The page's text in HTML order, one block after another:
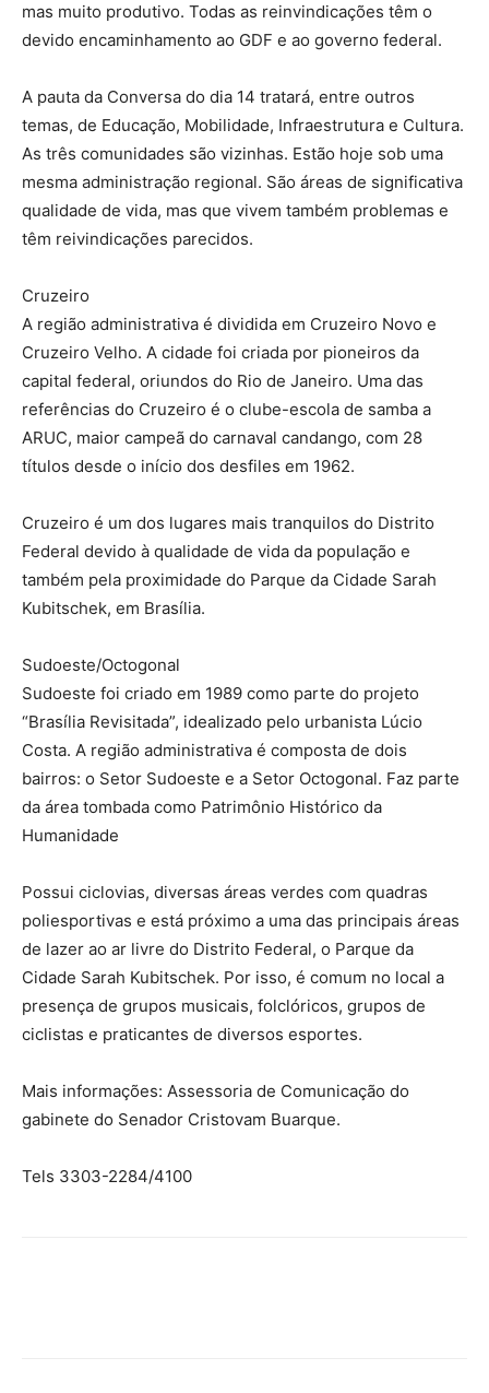
mas muito produtivo. Todas as reinvindicações têm o
devido encaminhamento ao GDF e ao governo federal.
A pauta da Conversa do dia 14 tratará, entre outros
temas, de Educação, Mobilidade, Infraestrutura e Cultura.
As três comunidades são vizinhas. Estão hoje sob uma
mesma administração regional. São áreas de significativa
qualidade de vida, mas que vivem também problemas e
têm reivindicações parecidos.
Cruzeiro
A região administrativa é dividida em Cruzeiro Novo e
Cruzeiro Velho. A cidade foi criada por pioneiros da
capital federal, oriundos do Rio de Janeiro. Uma das
referências do Cruzeiro é o clube-escola de samba a
ARUC, maior campeã do carnaval candango, com 28
títulos desde o início dos desfiles em 1962.
Cruzeiro é um dos lugares mais tranquilos do Distrito
Federal devido à qualidade de vida da população e
também pela proximidade do Parque da Cidade Sarah
Kubitschek, em Brasília.
Sudoeste/Octogonal
Sudoeste foi criado em 1989 como parte do projeto
“Brasília Revisitada”, idealizado pelo urbanista Lúcio
Costa. A região administrativa é composta de dois
bairros: o Setor Sudoeste e a Setor Octogonal. Faz parte
da área tombada como Patrimônio Histórico da
Humanidade
Possui ciclovias, diversas áreas verdes com quadras
poliesportivas e está próximo a uma das principais áreas
de lazer ao ar livre do Distrito Federal, o Parque da
Cidade Sarah Kubitschek. Por isso, é comum no local a
presença de grupos musicais, folclóricos, grupos de
ciclistas e praticantes de diversos esportes.
Mais informações: Assessoria de Comunicação do
gabinete do Senador Cristovam Buarque.
Tels 3303-2284/4100